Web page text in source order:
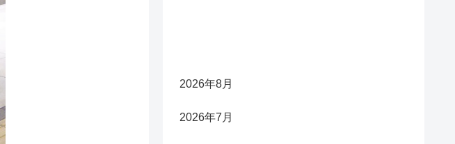
2026年8月
2026年7月